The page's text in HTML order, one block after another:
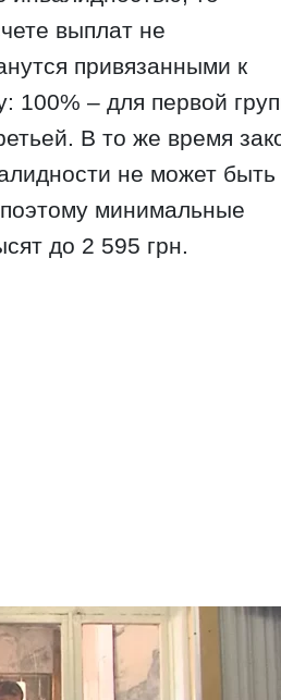
выплат не
привязанными к
100% – для первой
В то же время
не может быть
минимальные
до 2 595 грн.